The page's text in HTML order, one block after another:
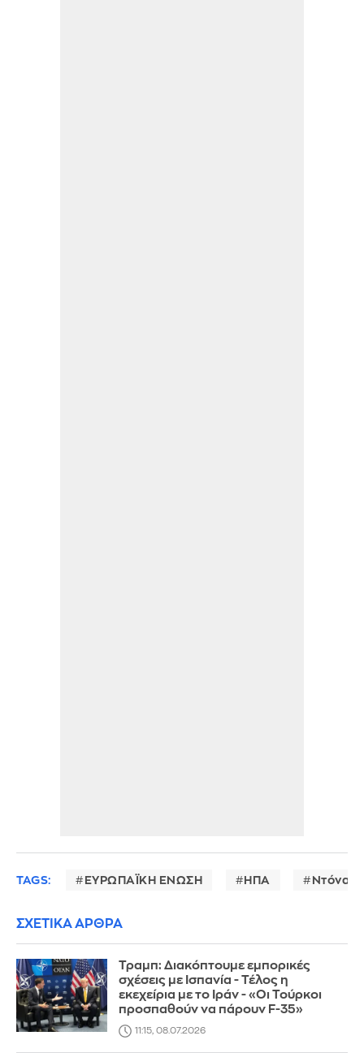
TAGS: ΕΥΡΩΠΑΪΚΗ ΕΝΩΣΗ ΗΠΑ
ΣΧΕΤΙΚΑ ΑΡΘΡΑ
Τραμπ: Διακόπτουμε εμπορικές
σχέσεις με Ισπανία - Τέλος η
εκεχείρια με το Ιράν - «Οι Τούρκοι
προσπαθούν να πάρουν F-35»
11:15, 08.07.2026